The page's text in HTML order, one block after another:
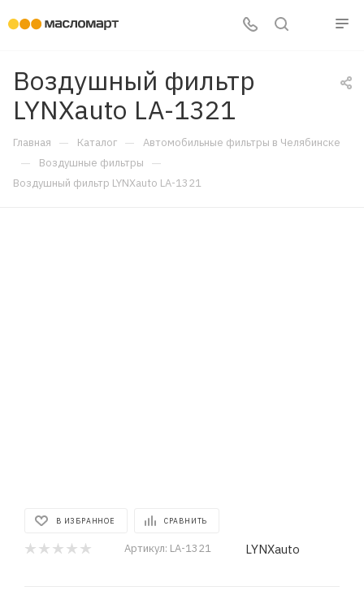
Воздушный фильтр
LYNXauto LA-1321
Главная — Каталог — Автомобильные фильтры в Челябинске
— Воздушные фильтры —
Воздушный фильтр LYNXauto LA-1321
В ИЗБРАННОЕ СРАВНИТЬ
Артикул: LA-1321 LYNXauto